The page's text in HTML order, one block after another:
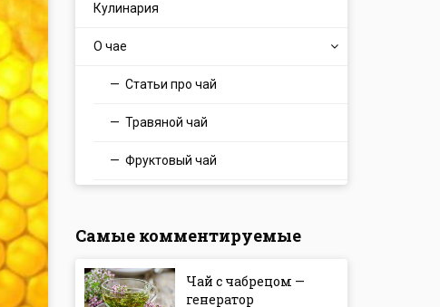
Кулинария
О чае
Статьи про чай
Травяной чай
Фруктовый чай
Самые комментируемые
Чай с чабрецом —
генератор